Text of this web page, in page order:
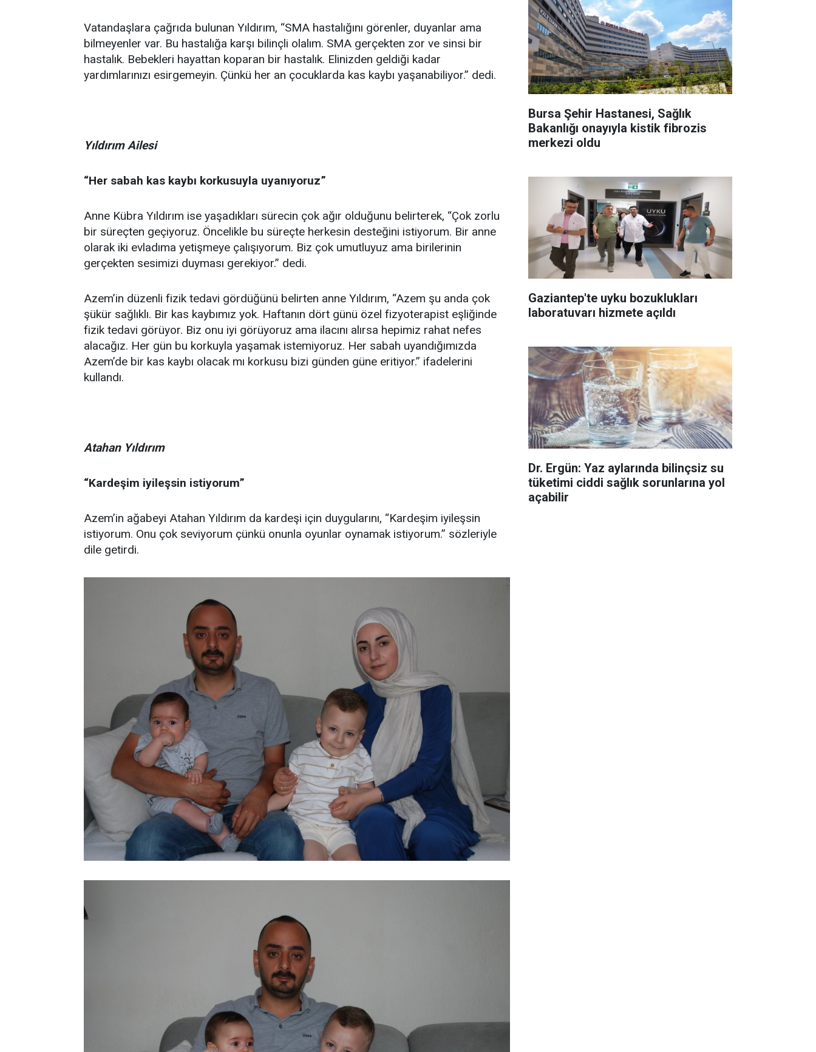
Vatandaşlara çağrıda bulunan Yıldırım, “SMA hastalığını görenler, duyanlar ama
bilmeyenler var. Bu hastalığa karşı bilinçli olalım. SMA gerçekten zor ve sinsi bir
hastalık. Bebekleri hayattan koparan bir hastalık. Elinizden geldiği kadar
yardımlarınızı esirgemeyin. Çünkü her an çocuklarda kas kaybı yaşanabiliyor.” dedi.
Yıldırım Ailesi
“Her sabah kas kaybı korkusuyla uyanıyoruz”
Anne Kübra Yıldırım ise yaşadıkları sürecin çok ağır olduğunu belirterek, “Çok zorlu
bir süreçten geçiyoruz. Öncelikle bu süreçte herkesin desteğini istiyorum. Bir anne
olarak iki evladıma yetişmeye çalışıyorum. Biz çok umutluyuz ama birilerinin
gerçekten sesimizi duyması gerekiyor.” dedi.
Azem’in düzenli fizik tedavi gördüğünü belirten anne Yıldırım, “Azem şu anda çok
şükür sağlıklı. Bir kas kaybımız yok. Haftanın dört günü özel fizyoterapist eşliğinde
fizik tedavi görüyor. Biz onu iyi görüyoruz ama ilacını alırsa hepimiz rahat nefes
alacağız. Her gün bu korkuyla yaşamak istemiyoruz. Her sabah uyandığımızda
Azem’de bir kas kaybı olacak mı korkusu bizi günden güne eritiyor.” ifadelerini
kullandı.
Atahan Yıldırım
“Kardeşim iyileşsin istiyorum”
Azem’in ağabeyi Atahan Yıldırım da kardeşi için duygularını, “Kardeşim iyileşsin
istiyorum. Onu çok seviyorum çünkü onunla oyunlar oynamak istiyorum.” sözleriyle
dile getirdi.
Bursa Şehir Hastanesi, Sağlık
Bakanlığı onayıyla kistik fibrozis
merkezi oldu
Gaziantep'te uyku bozuklukları
laboratuvarı hizmete açıldı
Dr. Ergün: Yaz aylarında bilinçsiz su
tüketimi ciddi sağlık sorunlarına yol
açabilir